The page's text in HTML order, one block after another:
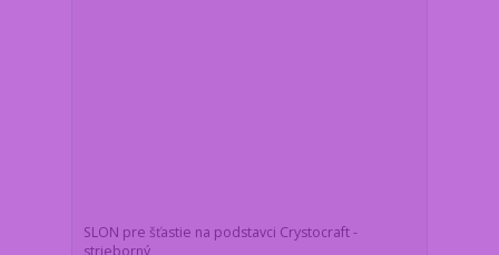
SLON pre šťastie na podstavci Crystocraft -
strieborný